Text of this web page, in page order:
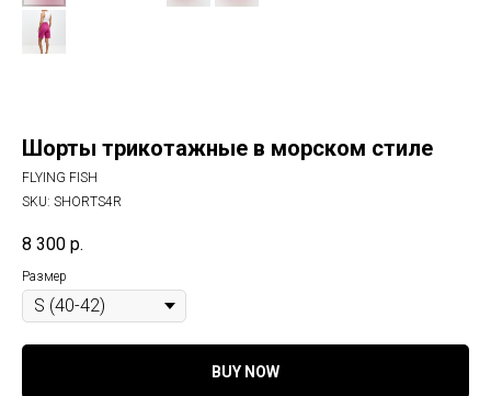
Шорты трикотажные в морском стиле
FLYING FISH
SKU: SHORTS4R
8 300 р.
Размер
BUY NOW